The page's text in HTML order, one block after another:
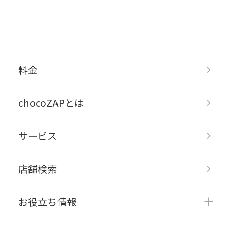
料金
chocoZAPとは
サービス
店舗検索
お役立ち情報